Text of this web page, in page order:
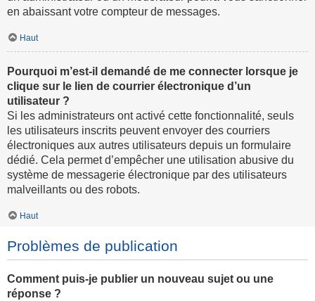
en abaissant votre compteur de messages.
Haut
Pourquoi m’est-il demandé de me connecter lorsque je
clique sur le lien de courrier électronique d’un
utilisateur ?
Si les administrateurs ont activé cette fonctionnalité, seuls
les utilisateurs inscrits peuvent envoyer des courriers
électroniques aux autres utilisateurs depuis un formulaire
dédié. Cela permet d’empêcher une utilisation abusive du
système de messagerie électronique par des utilisateurs
malveillants ou des robots.
Haut
Problèmes de publication
Comment puis-je publier un nouveau sujet ou une
réponse ?